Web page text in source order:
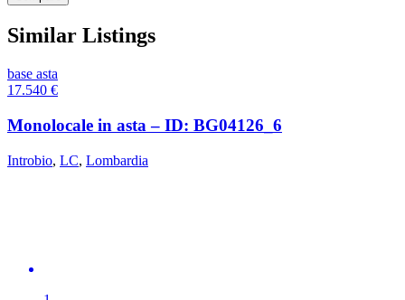
Similar Listings
base asta
17.540 €
Monolocale in asta – ID: BG04126_6
Introbio, LC, Lombardia